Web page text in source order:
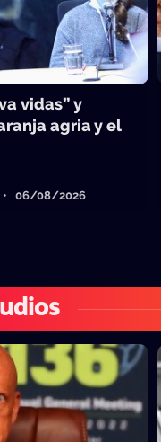
vidas” y
agria y el
• 06/08/2026